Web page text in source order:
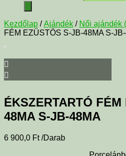
Kezdőlap /Ajándék / Női ajándék
FÉM EZÜSTÖS S-JB-48MA S-
ÉKSZERTARTÓ
48MA S-JB-48MA
6 900,0 Ft /Darab